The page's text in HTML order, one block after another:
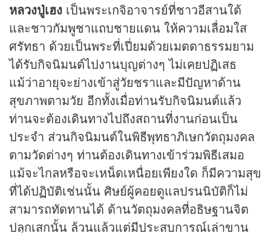
หลวงปู่เฮง เป็นพระเกจิอาจารย์ที่ชาวอีสานใต้
และชาวกัมพูชาแถบชายแดน ให้ความเลื่อมใส
ศรัทธา ด้วยเป็นพระที่เปี่ยมด้วยเมตตาธรรมยาม
ได้รับกิจนิมนต์ไปงานบุญต่างๆ ไม่เคยปฏิเสธ
แม้ว่าอายุจะย่างเข้าสู่วัยชราและมีปัญหาด้าน
สุขภาพตามวัย อีกทั้งเมื่อท่านรับกิจนิมนต์แล้ว
ท่านจะต้องเดินทางไปถึงสถานที่งานก่อนเป็น
ประจำ ส่วนกิจนิมนต์ในพิธีพุทธาภิเษกวัตถุมงคล
ตามวัดต่างๆ ท่านต้องเดินทางเข้าร่วมพิธีเสมอ
แม้จะไกลหรือจะเหน็ดเหนื่อยเพียงใด ก็มีความสุข
ที่ได้ปฏิบัติเช่นนั้น ศิษย์ผู้คอยดูแลปรนนิบัติก็ไม่
สามารถทัดทานได้ ด้านวัตถุมงคลที่อธิษฐานจิต
ปลุกเสกนั้น ล้วนแล้วแต่มีประสบการณ์เล่าขาน